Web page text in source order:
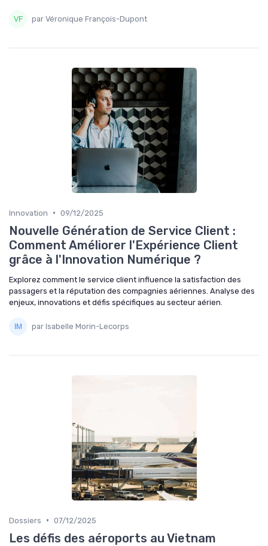
par Véronique François-Dupont
Innovation • 09/12/2025
Nouvelle Génération de Service Client :
Comment Améliorer l'Expérience Client
grâce à l'Innovation Numérique ?
Explorez comment le service client influence la satisfaction des
passagers et la réputation des compagnies aériennes. Analyse des
enjeux, innovations et défis spécifiques au secteur aérien.
par Isabelle Morin-Lecorps
Dossiers • 07/12/2025
Les défis des aéroports au Vietnam